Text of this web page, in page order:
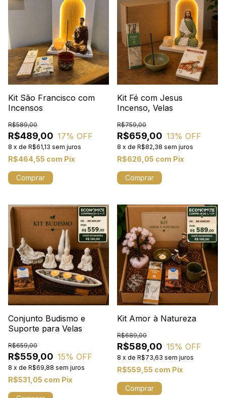
Kit São Francisco com
Incensos
R$489,00
R$589,00
17% OFF
8 x de R$61,13 sem juros
R$464,55 com Pix
Kit Fé com Jesus
Incenso, Velas
R$659,00
R$759,00
13% OFF
8 x de R$82,38 sem juros
R$626,05 com Pix
Comprar
1/8
Conjunto Budismo e
Suporte para Velas
R$559,00
R$659,00
15% OFF
8 x de R$69,88 sem juros
R$531,05 com Pix
1/10
Kit Amor à Natureza
R$589,00
R$689,00
15% OFF
8 x de R$73,63 sem juros
R$559,55 com Pix